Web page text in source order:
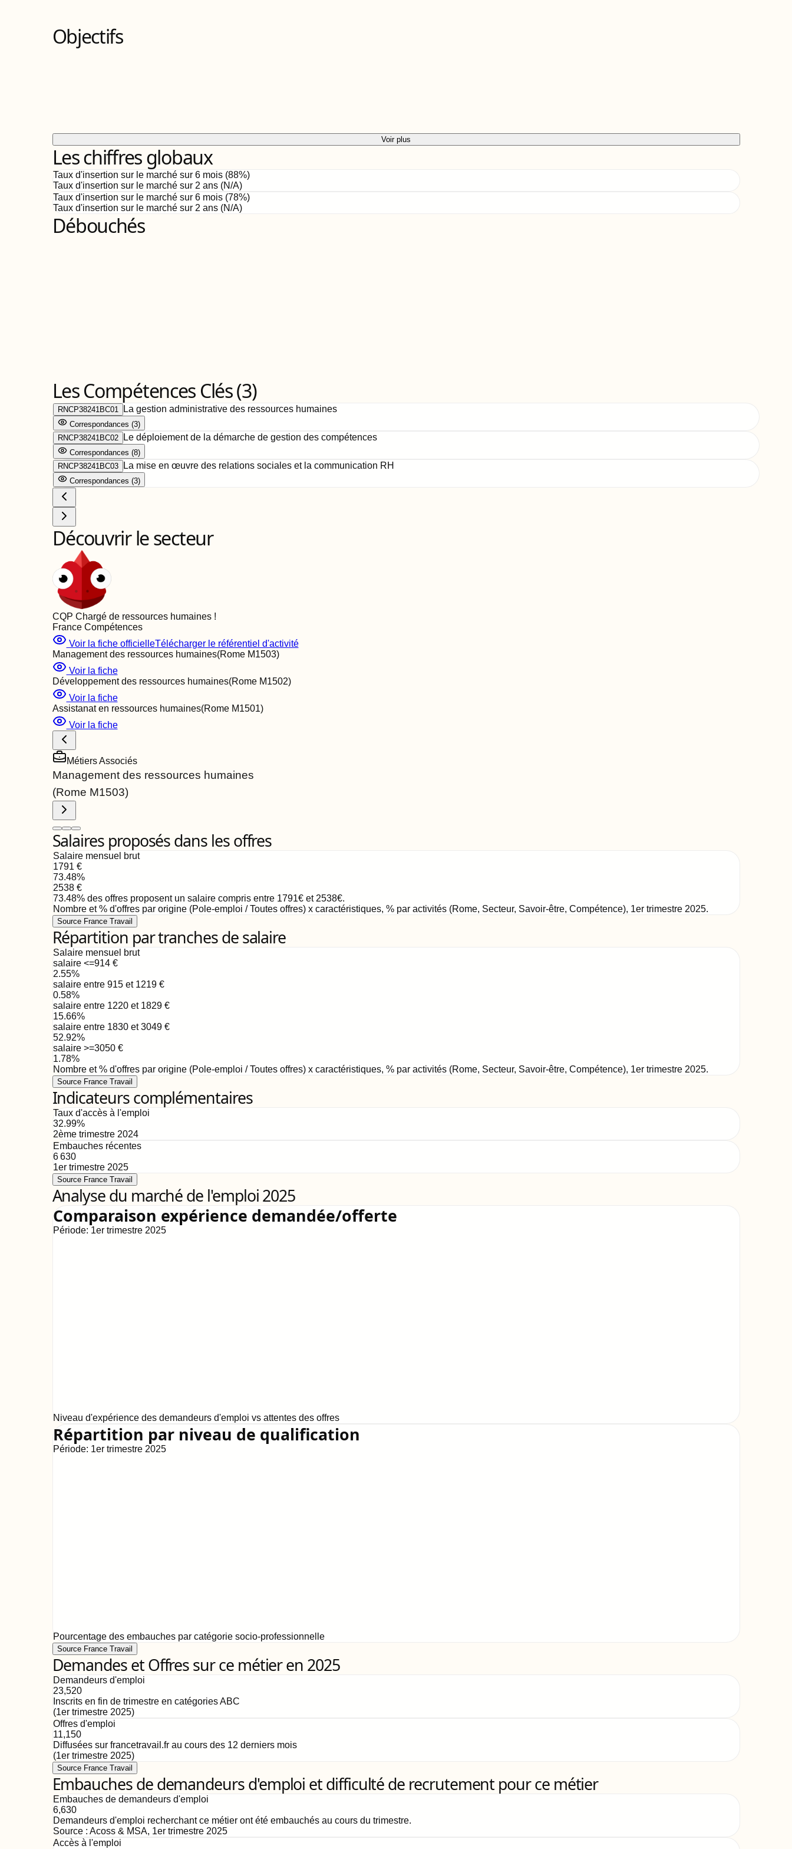
Objectifs
Voir plus
Les chiffres globaux
Taux d'insertion sur le marché sur 6 mois (88%)
Taux d'insertion sur le marché sur 2 ans (N/A)
Taux d'insertion sur le marché sur 6 mois (78%)
Taux d'insertion sur le marché sur 2 ans (N/A)
Débouchés
Les Compétences Clés (3)
RNCP38241BC01 La gestion administrative des ressources humaines
Correspondances (3)
RNCP38241BC02
Le déploiement de la démarche de gestion des compétences
Correspondances (8)
RNCP38241BC03
La mise en œuvre des relations sociales et la communication RH
Correspondances (3)
Découvrir le secteur
CQP Chargé de ressources humaines!
France Compétences
Voir la fiche officielleTélécharger le référentiel d'activité
Management des ressources humaines(Rome M1503)
Voir la fiche
Développement des ressources humaines(Rome M1502)
Voir la fiche
Assistanat en ressources humaines(Rome M1501)
Voir la fiche
Métiers Associés
Management des ressources humaines
(Rome M1503)
Salaires proposés dans les offres
Salaire mensuel brut
1791 €
73.48%
2538€
73.48% des offres proposent un salaire compris entre 1791€et 2538€.
Nombre et % d'offres par origine (Pole-emploi / Toutes offres) x caractéristiques, % par activités (Rome, Secteur, Savoir-être, Compétence), 1er trimestre 2025.
Source France Travail
Répartition par tranches de salaire
Salaire mensuel brut
salaire <=914€
2.55%
salaire entre 915 et 1219€
0.58%
salaire entre 1220 et 1829€
15.66%
salaire entre 1830 et 3049€
52.92%
salaire >=3050€
1.78%
Nombre et % d'offres par origine (Pole-emploi / Toutes offres) x caractéristiques, % par activités (Rome, Secteur, Savoir-être, Compétence), 1er trimestre 2025.
Source France Travail
Indicateurs complémentaires
Taux d'accès à l'emploi
32.99%
2ème trimestre 2024
Embauches récentes
6 630
1er trimestre 2025
Source France Travail
Analyse du marché de l'emploi 2025
Comparaison expérience demandée/offerte
Période: 1er trimestre 2025
Niveau d'expérience des demandeurs d'emploi vs attentes des offres
Répartition par niveau de qualification
Période: 1er trimestre 2025
Pourcentage des embauches par catégorie socio-professionnelle
Source France Travail
Demandes et Offres sur ce métier en 2025
Demandeurs d'emploi
23,520
Inscrits en fin de trimestre en catégories ABC
(1er trimestre 2025)
Offres d'emploi
11,150
Diffusées sur francetravail.fr au cours des 12 derniers mois
(1er trimestre 2025)
Source France Travail
Embauches de demandeurs d'emploi et difficulté de recrutement pour ce métier
Embauches de demandeurs d'emploi
6,630
Demandeurs d'emploi recherchant ce métier ont été embauchés au cours du trimestre.
Source : Acoss & MSA, 1er trimestre 2025
Accès à l'emploi